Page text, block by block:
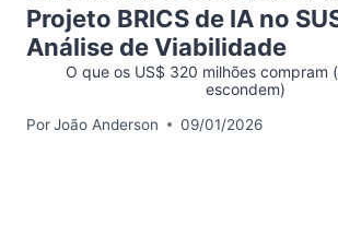
Projeto BRICS de IA no
Análise de Viabilidade
O que os US$ 320 milhões compram
escondem)
PorJoão Anderson 09/01/2026